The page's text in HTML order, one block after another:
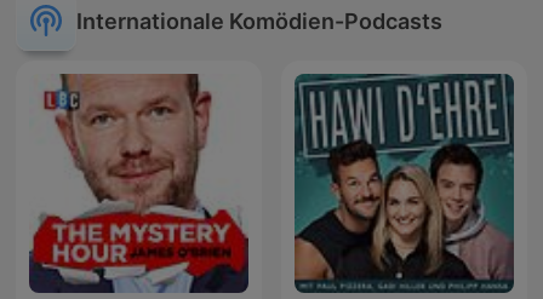
Internationale Komödien-Podcasts